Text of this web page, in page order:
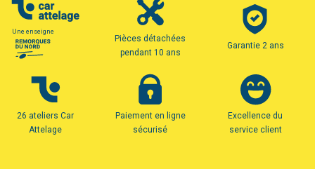
Une enseigne
Pièces détachées
pendant 10 ans
Garantie 2 ans
26 ateliers Car
Attelage
Paiement en ligne
sécurisé
Excellence du
service client